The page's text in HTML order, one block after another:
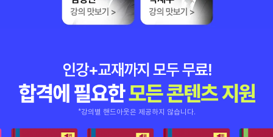
*강의별 핸드아웃은 제공하지 않습니다.